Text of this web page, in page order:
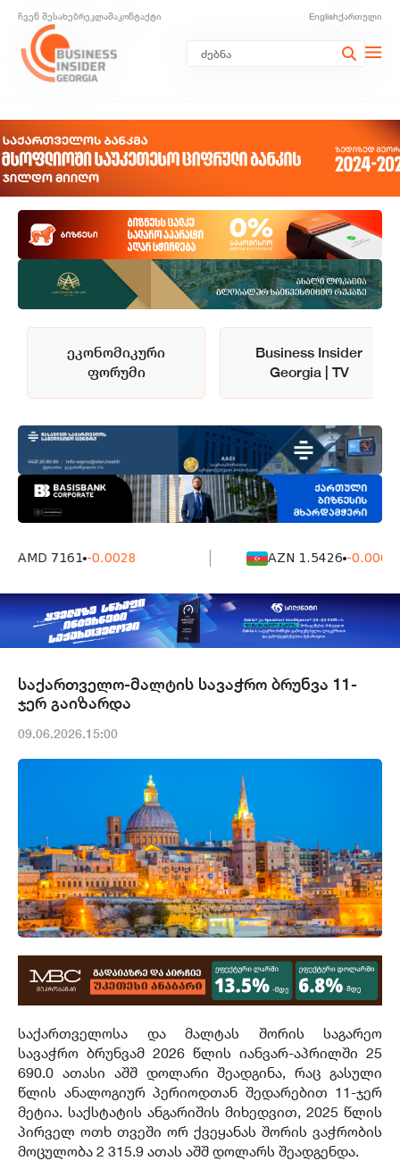
ჩვენ შესახებრეკლამაკონტაქტი Englishქართული
ეკონომიკური
ფორუმი
Business Insider
Georgia | TV
AMD 7161 -0.0028 AZN 1.5426 -0.0004
საქართველო-მალტის სავაჭრო ბრუნვა 11-
ჯერ გაიზარდა
09.06.2026.15:00
საქართველოსა და მალტას შორის საგარეო
სავაჭრო ბრუნვამ 2026 წლის იანვარ-აპრილში 25
690.0 ათასი აშშ დოლარი შეადგინა, რაც გასული
წლის ანალოგიურ პერიოდთან შედარებით 11-ჯერ
მეტია. საქსტატის ანგარიშის მიხედვით, 2025 წლის
პირველ ოთხ თვეში ორ ქვეყანას შორის ვაჭრობის
მოცულობა 2 315.9 ათას აშშ დოლარს შეადგენდა.